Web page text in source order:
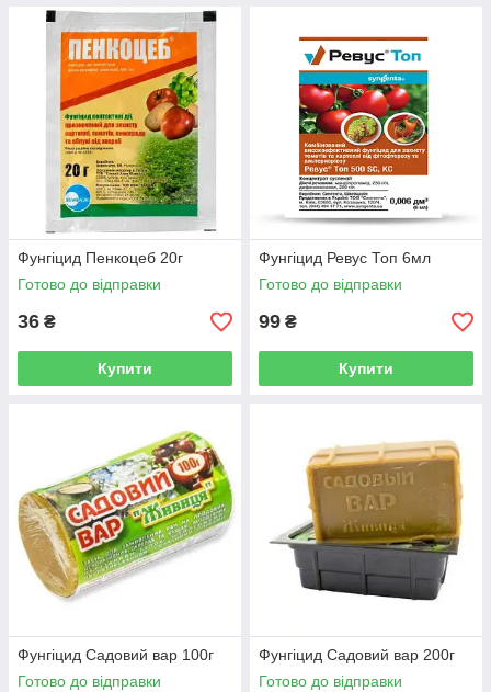
Фунгіцид Пенкоцеб 20г
Готово до відправки
36 ₴
Купити
Фунгіцид Ревус Топ 6мл
Готово до відправки
99 ₴
Купити
Фунгіцид Садовий вар 100г
Готово до відправки
Фунгіцид Садовий вар 200г
Готово до відправки